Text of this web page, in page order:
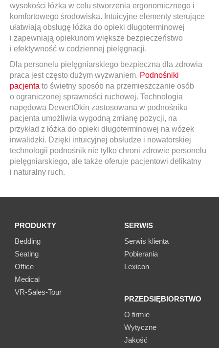
wysokości łóżka w celu stworzenia ergonomicznego i
komfortowego środowiska. Intuicyjne elementy sterujące
ułatwiają obsługę łóżka do opieki długoterminowej
i zapewniają opiekunom większe bezpieczeństwo
i efektywność w codziennej pielęgnacji.
Dla personelu pielęgniarskiego bezpieczna dla zdrowia
praca jest często dużym wyzwaniem. Podnośniki
pacjenta to świetny sposób na przemieszczanie osób
o ograniczonej sprawności ruchowej. Technologia
napędowa DewertOkin zastosowana w podnośniku
pacjenta umożliwia wygodną zmianę pozycji, na
przykład z łóżka do opieki długoterminowej na wózek
inwalidzki. Dzięki intuicyjnej obsłudze i nowatorskiej
technologii podnośnik nie tylko chroni zdrowie personelu
pielęgniarskiego, ale także oferuje pacjentowi delikatny
i naturalny ruch.
PRODUKTY
Bedding
Seating
Office
Medical
VR-Sales-Tour
SERWIS
Serwis klienta
Pobierania
Lexicon
PRZEDSIĘBIORSTWO
O firmie
Wytyczne
Jakość